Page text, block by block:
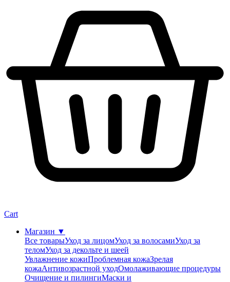
Cart
Магазин ▼
Все товарыУход за лицомУход за волосамиУход за
теломУход за декольте и шеей
Увлажнение кожиПроблемная кожаЗрелая
кожаАнтивозрастной уходОмолаживающие процедуры
Очищение и пилингиМаски и